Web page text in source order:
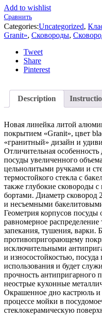
Add to wishlist
Сравнить
Categories:Uncategorized,
Granit», Сковороды,
Tweet
Share
Pinterest
Description
Новая линейка литой
покрытием «Granit», цвет
«гранитный» дизайн и
Отличительная
посуды увеличенного
цельнолитыми ручками и
термостойкого стекла с
также глубокие сковороды
бортами. Диаметр
и несъемными
Геометрия корпусов посуды
равномерное
запекания, тушения, варки.
противопригорающему
исключительными
и износостойкостью,
использования и будет
прочность антипригарного
неострые кухонные
Окрашенное дно кастрюль и
процессе мойки в
стеклокерамическую